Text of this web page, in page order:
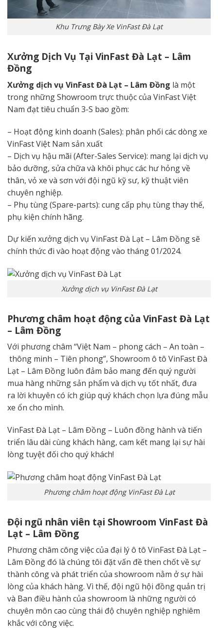
Khu Trưng Bày Xe VinFast Đà Lạt
Xưởng Dịch Vụ Tại VinFast Đà Lạt – Lâm
Đồng
Xưởng dịch vụ VinFast Đà Lạt – Lâm Đồng là một
trong những Showroom trực thuộc của VinFastViệt
Nam đạt tiêu chuẩn 3-S bao gồm:
– Hoạt động kinh doanh (Sales): phân phối các dòng xe
VinFastViệt Nam sản xuất
– Dịch vụ hậu mãi (After-Sales Service): mang lại dịch vụ
bảo dưỡng, sửa chữa và khôi phục các hư hỏng về
thân, vỏ xe và sơn với đội ngũ kỹ sư, kỹ thuật viên
chuyên nghiệp.
– Phụ tùng (Spare-parts): cung cấp phụ tùng thay thế,
phụ kiện chính hãng.
Dự kiến xưởng dịch vụ VinFast Đà Lạt – Lâm Đồng sẽ
chính thức đi vào hoạt động vào tháng 01/2024.
Xưởng dịch vụ VinFast Đà Lạt
Phương châm hoạt động của VinFast Đà Lạt
– Lâm Đồng
Với phương châm “Việt Nam – phong cách – An toàn –
thông minh – Tiên phong”, Showroom ô tô VinFast Đà
Lạt – Lâm Đồng luôn đảm bảo mang đến quý người
mua hàng nhữngsản phẩm và dịch vụ tốt nhất, đưa
ra lời khuyên có ích giúp quý khách chọn lựa đúng mẫu
xe ổn cho mình.
VinFast Đà Lạt – Lâm Đồng – Luôn đồng hành và tiến
triển lâu dài cùng khách hàng, cam kết mang lại sự hài
lòngtuyệt đối cho quý khách!
Phương châm hoạt động VinFast Đà Lạt
Đội ngũ nhân viên tại Showroom VinFast Đà
Lạt – Lâm Đồng
Phương châm công việccủa đại lý ô tô VinFast Đà Lạt –
Lâm Đồng đó là chúng tôi đặt vấn đềthen chốtvề sự
thành công và phát triển của showroom nằm ở sự hài
lòng của khách hàng. Vì thế, đội ngũ hội đồng quản trị
và Ban điều hành của showroom là những người có
chuyên môn cao cùng thái độ chuyên nghiệp nghiêm
khắc với công việc.